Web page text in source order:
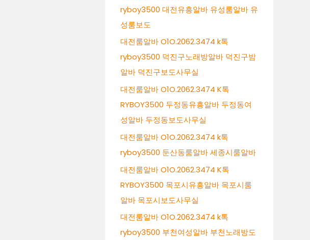
ryboy3500 대전유흥알바 유성룸알바 유
성룸보도
대전룸알바 O1O.2062.3474 k톡
ryboy3500 덕진구노래방알바 덕진구밤
알바 덕진구보도사무실
대전룸알바 O1O.2062.3474 K톡
RYBOY3500 두정동유흥알바 두정동여
성알바 두정동보도사무실
대전룸알바 O1O.2062.3474 k톡
ryboy3500 둔산동룸알바 세종시룸알바
대전룸알바 O1O.2062.3474 K톡
RYBOY3500 목포시유흥알바 목포시룸
알바 목포시보도사무실
대전룸알바 O1O.2062.3474 k톡
ryboy3500 부천여성알바 부천노래방도